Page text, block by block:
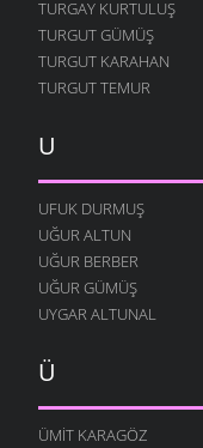
TURGAY KURTULUŞ
TURGUT GÜMÜŞ
TURGUT KARAHAN
TURGUT TEMUR
U
UFUK DURMUŞ
UĞUR ALTUN
UĞUR BERBER
UĞUR GÜMÜŞ
UYGAR ALTUNAL
Ü
ÜMIT KARAGÖZ